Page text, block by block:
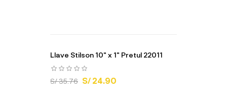
Llave Stilson 10" x 1" Pretul 22011
S/ 35.76 S/ 24.90